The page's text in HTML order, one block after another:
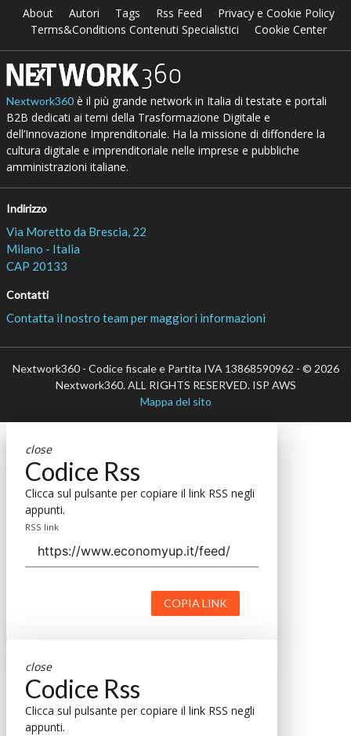
About Autori Tags Rss Feed
Privacy e Cookie Policy
Terms&Conditions Contenuti Specialistici
Cookie Center
Nextwork360è il più grande network in Italia di testate e portali
B2B dedicati ai temi della Trasformazione Digitale e
dell’Innovazione Imprenditoriale. Ha la missione di diffondere la
cultura digitale e imprenditoriale nelle imprese e pubbliche
amministrazioni italiane.
Indirizzo
Via Moretto da Brescia, 22
Milano - Italia
CAP 20133
Contatti
Contatta il nostro team per maggiori informazioni
Nextwork360 - Codice fiscale e Partita IVA 13868590962 - © 2026
Nextwork360. ALL RIGHTS RESERVED. ISP AWS
Mappa del sito
close
Codice Rss
Clicca sul pulsante per copiare il link RSS negli
appunti.
RSS link
COPIA LINK
close
Codice Rss
Clicca sul pulsante per copiare il link RSS negli
appunti.